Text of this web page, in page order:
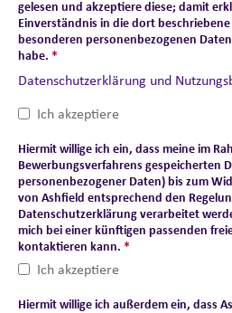
gelesen und akzeptiere diese; damit
Einverständnis in die dort
besonderen personenbezogenen
habe. *
Datenschutzerklärung und
Ich akzeptiere
Hiermit willige ich ein, dass meine im
Bewerbungsverfahrens gespeicherten
personenbezogener Daten) bis zum
von Ashfield entsprechend den
Datenschutzerklärung verarbeitet
mich bei einer künftigen passenden
kontaktieren kann. *
Ich akzeptiere
Hiermit willige ich außerdem ein, dass